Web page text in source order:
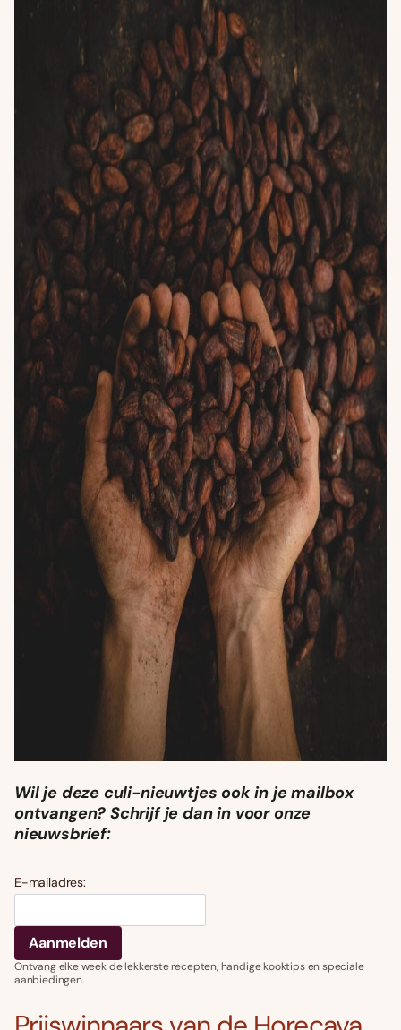
Wil je deze culi-nieuwtjes ook in je mailbox
ontvangen? Schrijf je dan in voor onze
nieuwsbrief:
E-mailadres:
Ontvang elke week de lekkerste recepten, handige kooktips en speciale
aanbiedingen.